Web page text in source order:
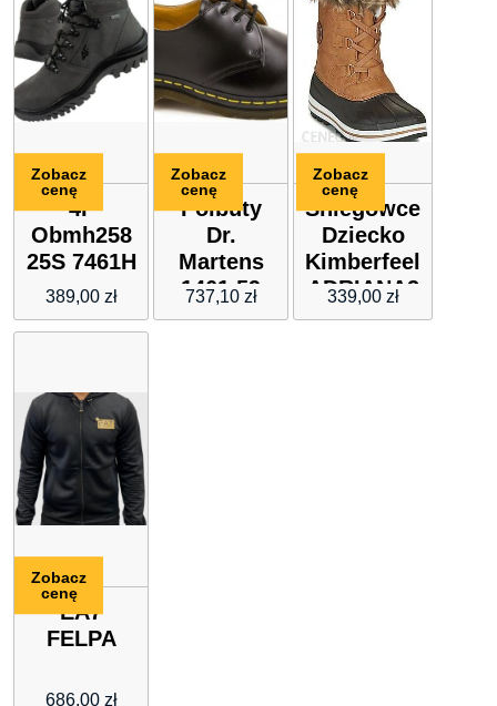
4F
Obmh258
25S 7461H
389,00 zł
Zobacz
cenę
Półbuty
Dr.
Martens
1461 59
Black
737,10 zł
Zobacz
cenę
Śniegowce
Dziecko
Kimberfeel
ADRIANA2
339,00 zł
Zobacz
cenę
EA7
FELPA
686,00 zł
Zobacz
cenę